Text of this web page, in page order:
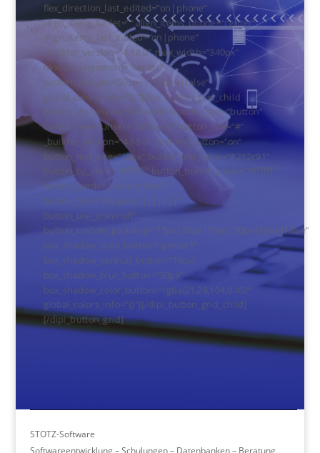
flex_direction_last_edited=“on|phone“
align_items_tablet=““ align_items_phone=“center“
align_items_last_edited=“on|phone“
_builder_version=“4.18.0″ max_width=“340px“
module_alignment=“center“
custom_margin=“50px||||false|false“
global_colors_info=“{}“][dipi_button_grid_child
button_id=“Unsere Software“ button_type=“button“
button_text=“Unsere Software“ button_link=“#“
_builder_version=“4.18.0″ custom_button=“on“
button_text_size=“18px“ button_text_color=“#212c91″
button_bg_color=“#ffffff“ button_border_color=“#ffffff“
button_border_radius=“0px“
button_font=“Poppins||||||||“
button_use_icon=“off“
button_custom_padding=“15px|30px|15px|30px|false|false“
box_shadow_style_button=“preset1″
box_shadow_vertical_button=“18px“
box_shadow_blur_button=“30px“
box_shadow_color_button=“rgba(21,28,104,0.45)“
global_colors_info=“{}“][/dipi_button_grid_child]
[/dipi_button_grid]
STOTZ-Software
Softwareentwicklung – Schulungen – Datenbanken – Beratung